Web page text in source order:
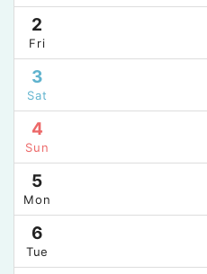
2
Fri
3
Sat
4
Sun
5
Mon
6
Tue